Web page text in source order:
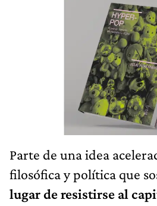
Parte de una idea
filosófica y política que
lugar de resistirse al